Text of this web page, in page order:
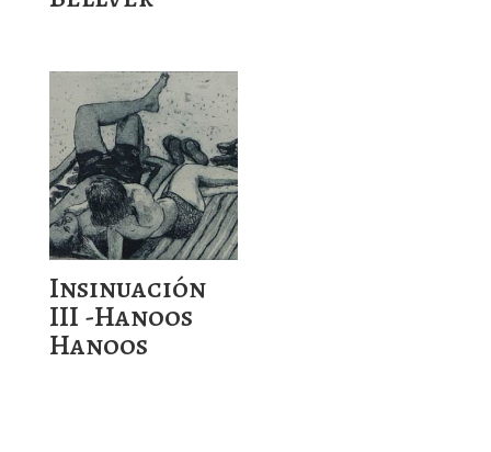
Insinuación
III -Hanoos
Hanoos